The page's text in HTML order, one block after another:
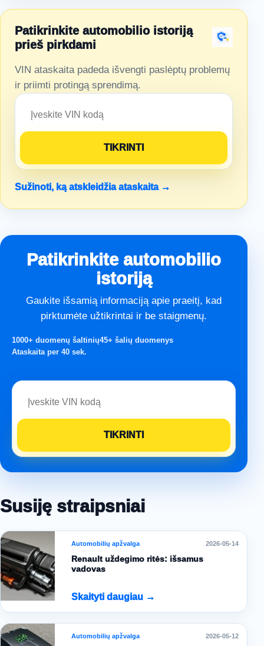
Patikrinkite automobilio istoriją
prieš pirkdami
VIN ataskaita padeda išvengti paslėptų problemų
ir priimti protingą sprendimą.
Sužinoti, ką atskleidžia ataskaita →
Patikrinkite automobilio
istoriją
Gaukite išsamią informaciją apie praeitį, kad
pirktumėte užtikrintai ir be staigmenų.
1000+ duomenų šaltinių45+ šalių duomenys
Ataskaita per 40 sek.
Susiję straipsniai
Automobilių apžvalga 2026-05-14
Renault uždegimo ritės: išsamus
vadovas
Skaityti daugiau →
Automobilių apžvalga 2026-05-12